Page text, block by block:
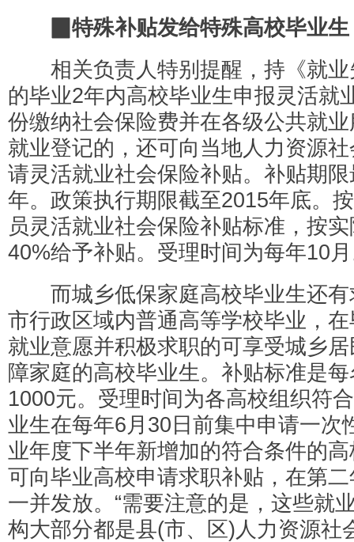
▉特殊补贴发给特殊高校毕业生
相关负责人特别提醒，持《就业
的毕业2年内高校毕业生申报灵活就
份缴纳社会保险费并在各级公共就
就业登记的，还可向当地人力资源
请灵活就业社会保险补贴。补贴期
年。政策执行期限截至2015年底。
员灵活就业社会保险补贴标准，按
40%给予补贴。受理时间为每年10
而城乡低保家庭高校毕业生还有
市行政区域内普通高等学校毕业，
就业意愿并积极求职的可享受城乡
障家庭的高校毕业生。补贴标准是
1000元。受理时间为各高校组织符
业生在每年6月30日前集中申请一次
业年度下半年新增加的符合条件的
可向毕业高校申请求职补贴，在第
一并发放。“需要注意的是，这些就
构大部分都是县(市、区)人力资源社